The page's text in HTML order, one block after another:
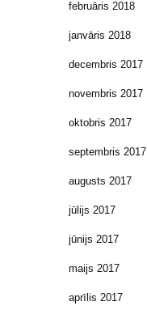
februāris 2018
janvāris 2018
decembris 2017
novembris 2017
oktobris 2017
septembris 2017
augusts 2017
jūlijs 2017
jūnijs 2017
maijs 2017
aprīlis 2017